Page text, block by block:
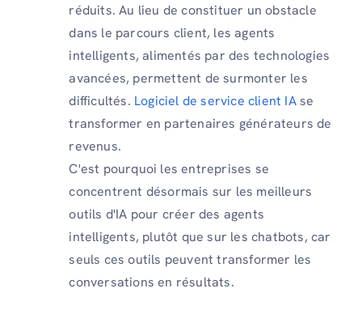
réduits. Au lieu de constituer un obstacle
dans le parcours client, les agents
intelligents, alimentés par des technologies
avancées, permettent de surmonter les
difficultés. Logiciel de service client IAse
transformer en partenaires générateurs de
revenus.
C'est pourquoi les entreprises se
concentrent désormais sur les meilleurs
outils d'IA pour créer des agents
intelligents, plutôt que sur les chatbots, car
seuls ces outils peuvent transformer les
conversations en résultats.